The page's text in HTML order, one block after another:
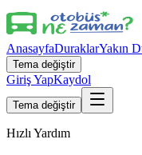
AnasayfaDuraklarYakın
Tema değiştir
Giriş YapKaydol
Tema değiştir
Hızlı Yardım